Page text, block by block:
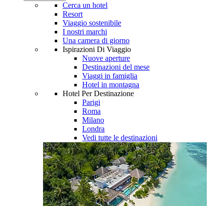
Cerca un hotel
Resort
Viaggio sostenibile
I nostri marchi
Una camera di giorno
Ispirazioni Di Viaggio
Nuove aperture
Destinazioni del mese
Viaggi in famiglia
Hotel in montagna
Hotel Per Destinazione
Parigi
Roma
Milano
Londra
Vedi tutte le destinazioni